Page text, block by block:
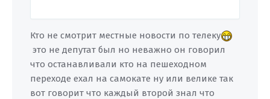
Кто не смотрит местные новости по телеку
это не депутат был но неважно он говорил
что останавливали кто на пешеходном
переходе ехал на самокате ну или велике так
вот говорит что каждый второй знал что